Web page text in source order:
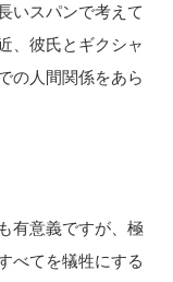
いスパンで考えて
、彼氏とギクシャ
の人間関係をあら
有意義ですが、極
べてを犠牲にする